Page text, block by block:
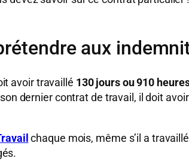
aux
avoir travaillé 130 jours ou 910
dernier contrat de travail, il doit
chaque mois, même s’il a